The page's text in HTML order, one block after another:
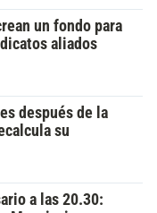
un fondo para
aliados
después de la
su
a las 20.30: